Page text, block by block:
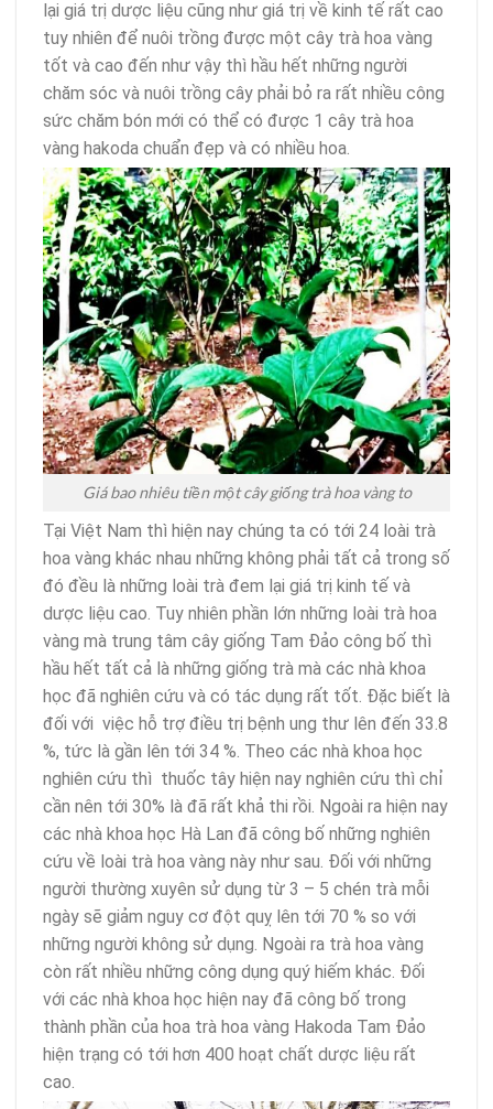
lại giá trị dược liệu cũng như giá trị về kinh tế rất cao
tuy nhiên để nuôi trồng được một cây trà hoa vàng
tốt và cao đến như vậy thì hầu hết những người
chăm sóc và nuôi trồng cây phải bỏ ra rất nhiều công
sức chăm bón mới có thể có được 1 cây trà hoa
vàng hakoda chuẩn đẹp và có nhiều hoa.
Giá bao nhiêu tiền một cây giống trà hoa vàng to
Tại Việt Nam thì hiện nay chúng ta có tới 24 loài trà
hoa vàng khác nhau những không phải tất cả trong số
đó đều là những loài trà đem lại giá trị kinh tế và
dược liệu cao. Tuy nhiên phần lớn những loài trà hoa
vàng mà trung tâm cây giống Tam Đảo công bố thì
hầu hết tất cả là những giống trà mà các nhà khoa
học đã nghiên cứu và có tác dụng rất tốt. Đặc biết là
đối với việc hỗ trợ điều trị bệnh ung thư lên đến 33.8
%, tức là gần lên tới 34 %. Theo các nhà khoa học
nghiên cứu thì thuốc tây hiện nay nghiên cứu thì chỉ
cần nên tới 30% là đã rất khả thi rồi. Ngoài ra hiện nay
các nhà khoa học Hà Lan đã công bố những nghiên
cứu về loài trà hoa vàng này như sau. Đối với những
người thường xuyên sử dụng từ 3 – 5 chén trà mỗi
ngày sẽ giảm nguy cơ đột quỵ lên tới 70 % so với
những người không sử dụng. Ngoài ra trà hoa vàng
còn rất nhiều những công dụng quý hiếm khác. Đối
với các nhà khoa học hiện nay đã công bố trong
thành phần của hoa trà hoa vàng Hakoda Tam Đảo
hiện trạng có tới hơn 400 hoạt chất dược liệu rất
cao.